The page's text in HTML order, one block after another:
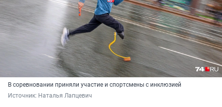
В соревновании приняли участие и спортсмены с инклюзией
Источник: Наталья Лапцевич